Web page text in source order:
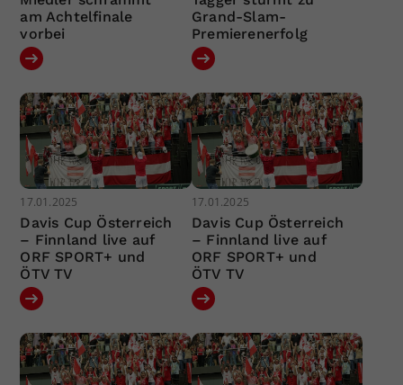
am Achtelfinale
vorbei
Grand-Slam-
Premierenerfolg
17.01.2025
Davis Cup Österreich
– Finnland live auf
ORF SPORT+ und
ÖTV TV
17.01.2025
Davis Cup Österreich
– Finnland live auf
ORF SPORT+ und
ÖTV TV